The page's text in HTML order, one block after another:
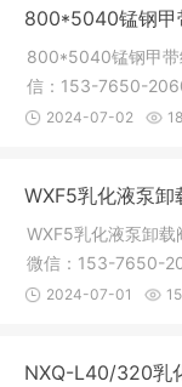
尘、除油水、除菌
800*5040锰钢甲
800*5040锰钢甲带
信：153-7650-
式给煤机不能连续
作业要求。甲带给
2024-07-02
WXF5乳化液泵
WXF5乳化液泵卸载
微信：153-7650-
限公司专业生产各
BRW125/31.5
2024-07-01
NXQ-L40/320乳